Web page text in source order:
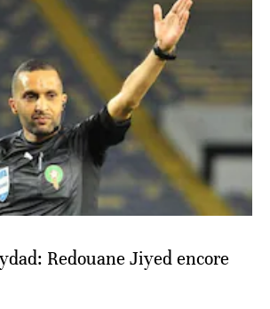
Redouane Jiyed encore